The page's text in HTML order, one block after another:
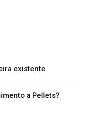
existente